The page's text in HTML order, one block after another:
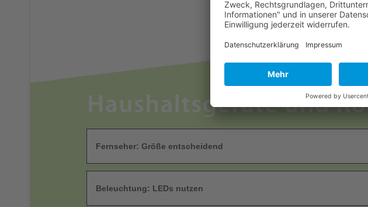
Fernseher: Größe entscheidend
Beleuchtung: LEDs nutzen